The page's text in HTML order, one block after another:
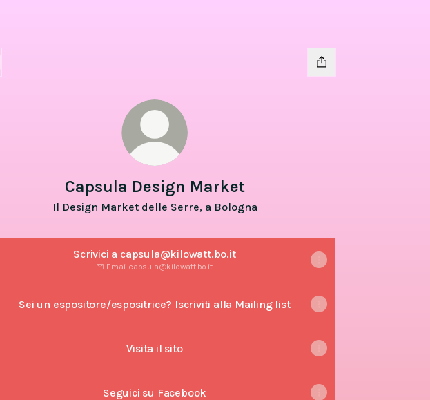
Capsula Design Market
Il Design Market delle Serre, a Bologna
Scrivici a capsula@kilowatt.bo.it
Email·capsula@kilowatt.bo.it
Sei un espositore/espositrice? Iscriviti alla Mailing list
Visita il sito
Seguici su Facebook